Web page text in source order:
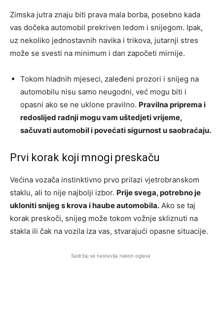
Zimska jutra znaju biti prava mala borba, posebno kada
vas dočeka automobil prekriven ledom i snijegom. Ipak,
uz nekoliko jednostavnih navika i trikova, jutarnji stres
može se svesti na minimum i dan započeti mirnije.
Tokom hladnih mjeseci, zaleđeni prozori i snijeg na
automobilu nisu samo neugodni, već mogu biti i
opasni ako se ne uklone pravilno. Pravilna priprema i
redoslijed radnji mogu vam uštedjeti vrijeme,
sačuvati automobil i povećati sigurnost u saobraćaju.
Prvi korak koji mnogi preskaču
Većina vozača instinktivno prvo prilazi vjetrobranskom
staklu, ali to nije najbolji izbor. Prije svega, potrebno je
ukloniti snijeg s krova i haube automobila. Ako se taj
korak preskoči, snijeg može tokom vožnje skliznuti na
stakla ili čak na vozila iza vas, stvarajući opasne situacije.
Sadržaj se nastavlja nakon oglasa